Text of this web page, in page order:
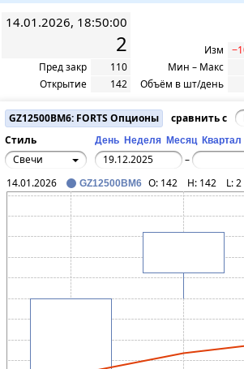
14.01.2026, 18:50:00
2
Пред закр
110
Открытие
142
Изм
Мин – Макс
Объём в шт/день
GZ12500BM6: FORTS Опционы
сравнить с
Стиль
День Неделя Месяц Квартал
Свечи
–
14.01.2026 GZ12500BM6 O: 142 H: 142 L:2